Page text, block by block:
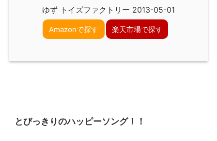
ゆず トイズファクトリー 2013-05-01
Amazonで探す 楽天市場で探す
とびっきりのハッピーソング！！